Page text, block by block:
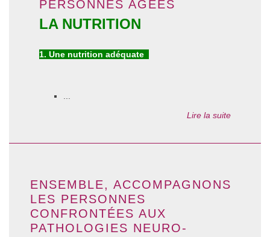
PERSONNES AGEES
LA NUTRITION
1. Une nutrition adéquate
Lire la suite
ENSEMBLE, ACCOMPAGNONS
LES PERSONNES
CONFRONTÉES AUX
PATHOLOGIES NEURO-